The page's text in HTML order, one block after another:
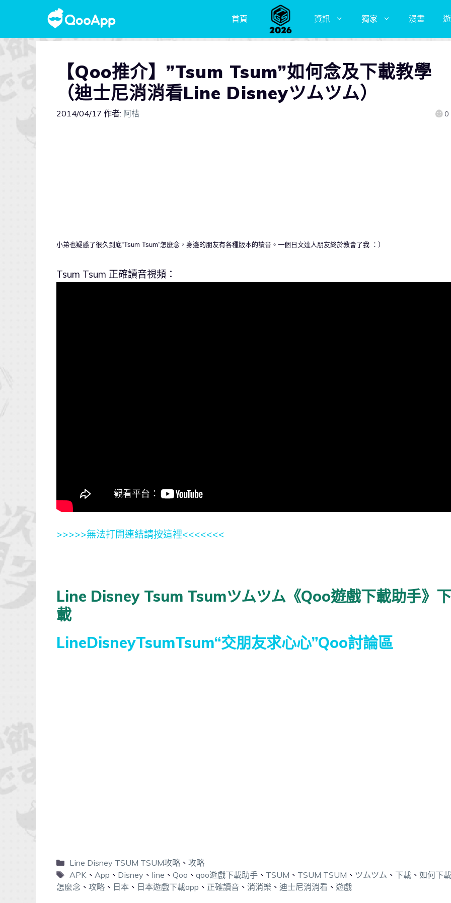
首頁 資訊 獨家 漫畫
【Qoo推介】”Tsum Tsum”如何念及下載教學
（迪士尼消消看Line Disneyツムツム）
2014/04/17 作者: 阿桔 0
小弟也疑惑了很久到底“Tsum Tsum”怎麼念，身邊的朋友有各種版本的讀音。一個日文達人朋友終於教會了我 ：）
Tsum Tsum 正確讀音視頻：
>>>>>無法打開連結請按這裡<<<<<<<
Line Disney Tsum Tsumツムツム《Qoo遊戲下載助手》下
載
LineDisneyTsumTsum“交朋友求心心”Qoo討論區
Line Disney TSUM TSUM攻略、 攻略
APK、 App 、 Disney、 line 、 Qoo 、 qoo遊戲下載助手、 TSUM 、 TSUM TSUM 、 ツムツム 、 下載、 如何下載
怎麼念 、 攻略 、 日本 、 日本遊戲下載app 、 正確讀音 、 消消樂 、 迪士尼消消看 、 遊戲